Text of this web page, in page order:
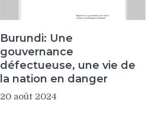
Burundi: Une
gouvernance
défectueuse, une vie de
la nation en danger
20 août 2024